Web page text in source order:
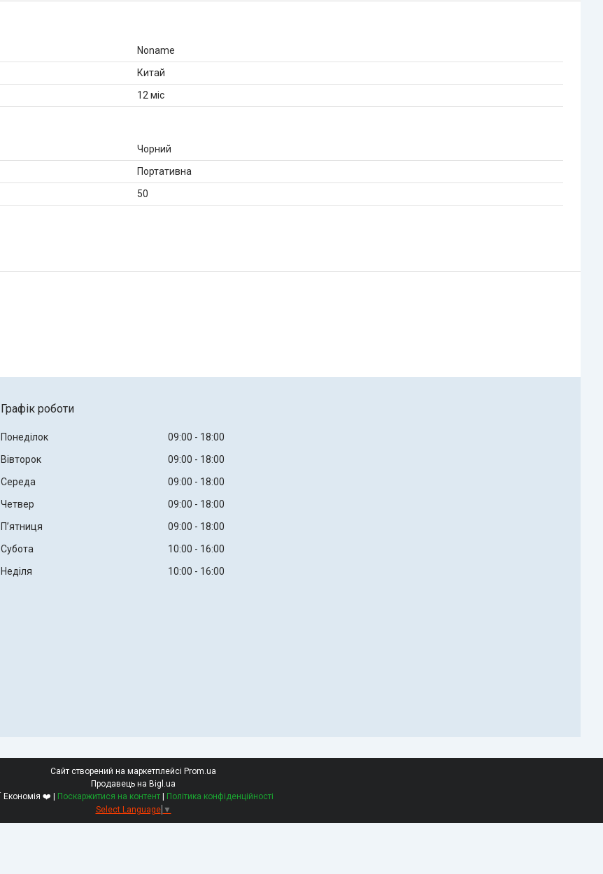
Noname
Китай
12 міс
Чорний
Портативна
50
Графік роботи
Понеділок 09:00
18:00
Вівторок
09:00
18:00
Середа
09:00
18:00
Четвер
09:00
18:00
Пʼятниця
09:00
18:00
Субота
10:00
16:00
Неділя
10:00 16:00
Сайт створений на маркетплейсі Prom.ua
Продавець на Bigl.ua
Поскаржитися на контент
Політика конфіденційності
Select Language ▼